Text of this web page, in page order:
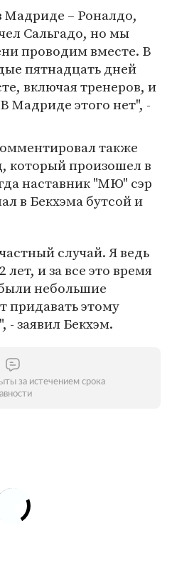
Мадриде – Роналдо,
Сальгадо, но мы
проводим вместе. В
пятнадцать дней
включая тренеров, и
Мадриде этого нет", -
также
который произошел в
наставник "МЮ" сэр
в Бекхэма бутсой и
случай. Я ведь
лет, и за все это время
небольшие
придавать этому
- заявил Бекхэм.
за истечением срока